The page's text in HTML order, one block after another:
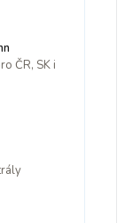
ČR, SK i